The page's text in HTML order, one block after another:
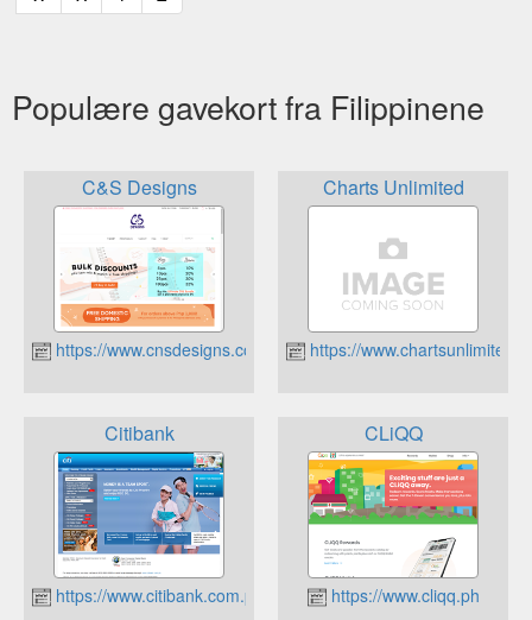
Populære gavekort fra Filippinene
C&S Designs
https://www.cnsdesigns.com.ph
Charts Unlimited
https://
Citibank
https://www.citibank.com.ph
CLiQQ
https://www.cliqq.ph